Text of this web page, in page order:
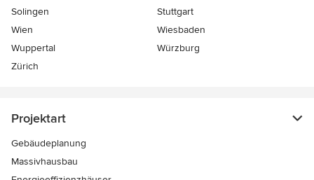
Solingen
Stuttgart
Wien
Wiesbaden
Wuppertal
Würzburg
Zürich
Projektart
Gebäudeplanung
Massivhausbau